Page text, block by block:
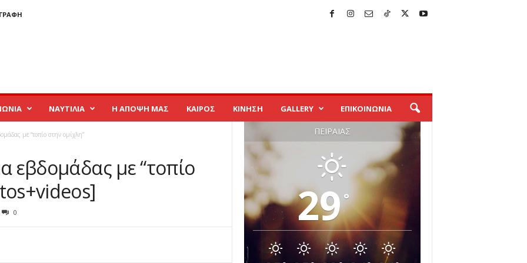
ΝΑΥΤΙΛΙΑ Η ΑΠΟΨΗ ΜΑΣ ΚΑΙΡΟΣ ΚΙΝΗΣΗ GALLERY ΕΠΙΚΟΙΝΩΝΙΑ
με “τοπίο στην ομίχλη”
εβδομάδας με “τοπίο
0
ΠΕΙΡΑΙΆΣ
29°